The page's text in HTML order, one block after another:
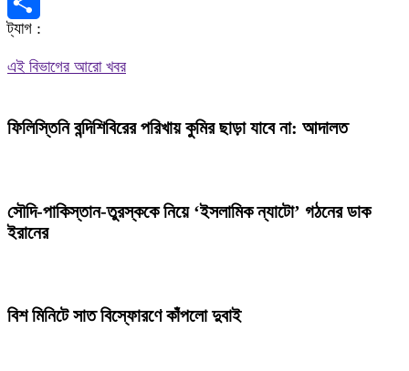
Share
ট্যাগ :
এই বিভাগের আরো খবর
ফিলিস্তিনি বন্দিশিবিরের পরিখায় কুমির ছাড়া যাবে না: আদালত
সৌদি-পাকিস্তান-তুরস্ককে নিয়ে ‘ইসলামিক ন্যাটো’ গঠনের ডাক
ইরানের
বিশ মিনিটে সাত বিস্ফোরণে কাঁপলো দুবাই